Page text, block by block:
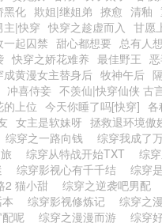
黑化 欺姐|继姐弟 撩愈 清釉
主|快穿 快穿之趁虚而入 甘愿
一起囚禁 甜心都想要 总有人
快穿之娇花难养 最佳野王
成黄漫女主替身后 牧神午后
冲喜侍妾 不羡仙|快穿仙侠 古
的上位 今天你睡了吗[快穿] 各
女主是软妹呀 拯救退环境傲
综穿之一路向钱 综穿我成了
综穿从特战开始TXT 综
综穿影视心有千千结 综穿
2 猫小甜 综穿之逆袭吧男配
综穿影视修炼记 综穿之
呢 综穿之漫漫而游 综穿